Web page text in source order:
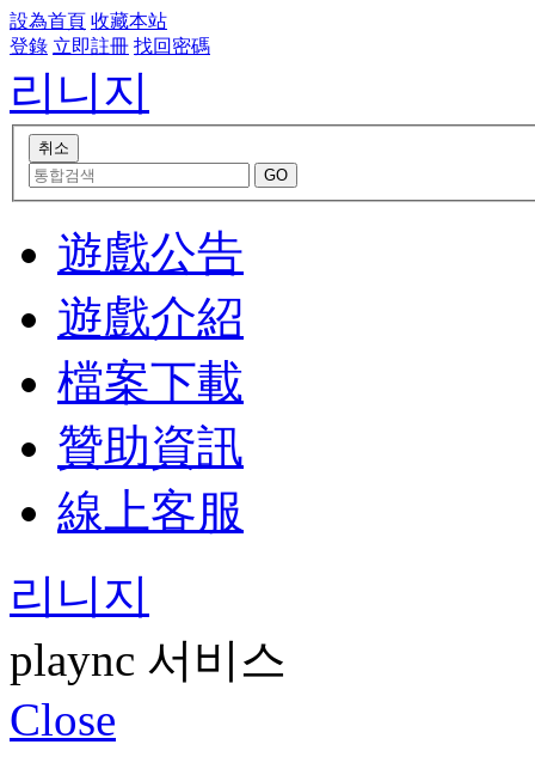
設為首頁 收藏本站
登錄 立即註冊 找回密碼
리니지
遊戲公告
遊戲介紹
檔案下載
贊助資訊
線上客服
리니지
plaync 서비스
Close